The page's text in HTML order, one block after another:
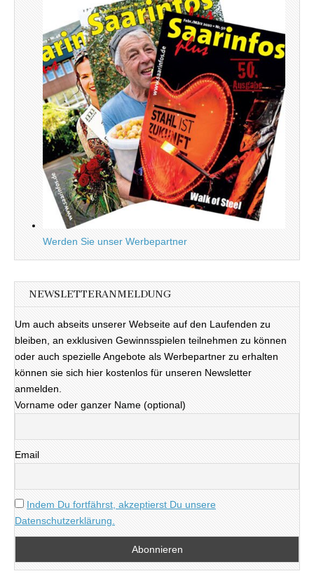
Werden Sie unser Werbepartner
NEWSLETTERANMELDUNG
Um auch abseits unserer Webseite auf den Laufenden zu
bleiben, an exklusiven Gewinnsspielen teilnehmen zu können
oder auch spezielle Angebote als Werbepartner zu erhalten
können sie sich hier kostenlos für unseren Newsletter
anmelden.
Vorname oder ganzer Name (optional)
Email
Indem Du fortfährst, akzeptierst Du unsere
Datenschutzerklärung.